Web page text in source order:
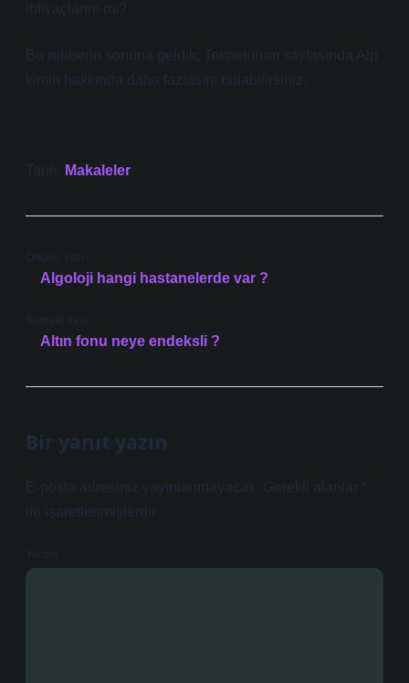
ihtiyaçlarını mı?
Bu rehberin sonuna geldik; Tekneturum sayfasında Alp
kimin hakkında daha fazlasını bulabilirsiniz.
Tarih: Makaleler
Önceki Yazı
Algoloji hangi hastanelerde var ?
Sonraki Yazı
Altın fonu neye endeksli ?
Bir yanıt yazın
E-posta adresiniz yayınlanmayacak. Gerekli alanlar *
ile işaretlenmişlerdir
Yorum